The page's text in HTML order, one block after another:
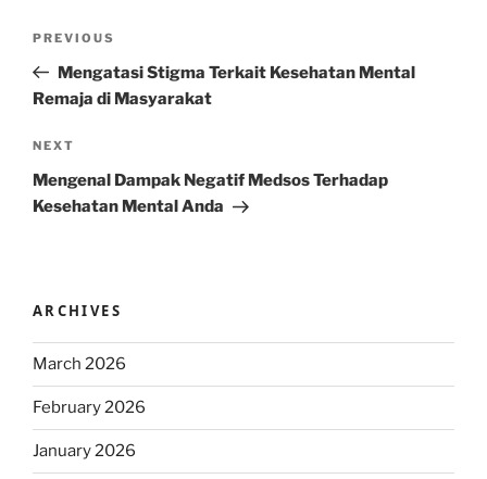
Previous
Post
PREVIOUS
Mengatasi Stigma Terkait Kesehatan Mental
Remaja di Masyarakat
Next
Post
NEXT
Mengenal Dampak Negatif Medsos Terhadap
Kesehatan Mental Anda
ARCHIVES
March 2026
February 2026
January 2026